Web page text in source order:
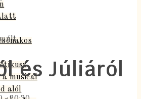
musical
alól
és Júliáról